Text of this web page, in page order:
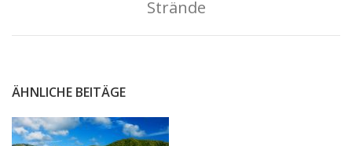
Strände
ÄHNLICHE BEITÄGE